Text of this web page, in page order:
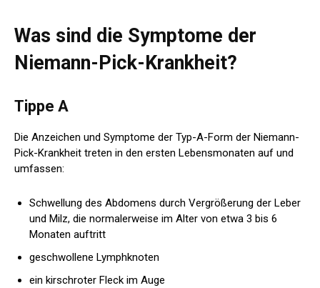
Was sind die Symptome der
Niemann-Pick-Krankheit?
Tippe A
Die Anzeichen und Symptome der Typ-A-Form der Niemann-
Pick-Krankheit treten in den ersten Lebensmonaten auf und
umfassen:
Schwellung des Abdomens durch Vergrößerung der Leber
und Milz, die normalerweise im Alter von etwa 3 bis 6
Monaten auftritt
geschwollene Lymphknoten
ein kirschroter Fleck im Auge